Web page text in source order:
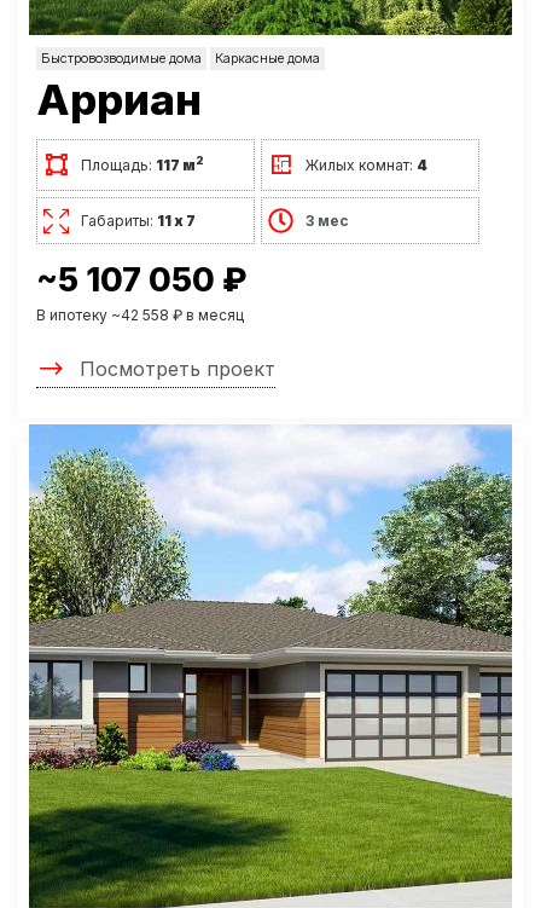
Быстровозводимые дома Каркасные дома
Арриан
Площадь: 117 м2 Жилых комнат: 4
Габариты: 11 х 7 3 мес
~5 107 050 ₽
В ипотеку ~42 558 ₽ в месяц
Посмотреть проект